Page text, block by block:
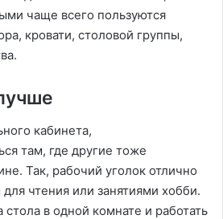
чаще всего пользуются
кровати, столовой группы,
кабинета,
там, где другие тоже
Так, рабочий уголок отлично
чтения или занятиями хобби.
в одной комнате и работать